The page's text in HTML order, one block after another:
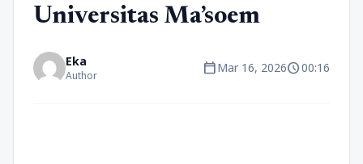
Universitas Ma’soem
Eka
Author calendar_todayMar 16, 2026schedule00:16